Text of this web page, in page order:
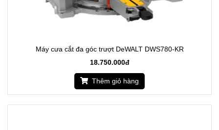
Máy cưa cắt đa góc trượt DeWALT DWS780-KR
18.750.000đ
Thêm giỏ hàng